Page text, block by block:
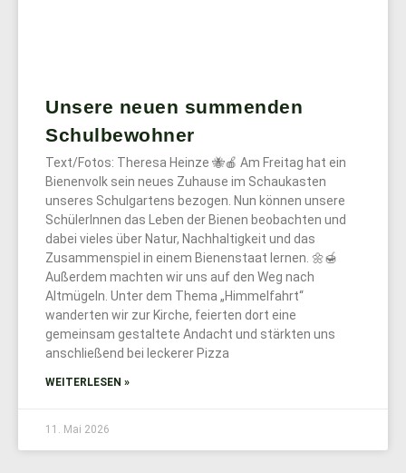
Unsere neuen summenden
Schulbewohner
Text/Fotos: Theresa Heinze 🐝🍎 Am Freitag hat ein
Bienenvolk sein neues Zuhause im Schaukasten
unseres Schulgartens bezogen. Nun können unsere
SchülerInnen das Leben der Bienen beobachten und
dabei vieles über Natur, Nachhaltigkeit und das
Zusammenspiel in einem Bienenstaat lernen. 🌼🍯
Außerdem machten wir uns auf den Weg nach
Altmügeln. Unter dem Thema „Himmelfahrt“
wanderten wir zur Kirche, feierten dort eine
gemeinsam gestaltete Andacht und stärkten uns
anschließend bei leckerer Pizza
WEITERLESEN »
11. Mai 2026